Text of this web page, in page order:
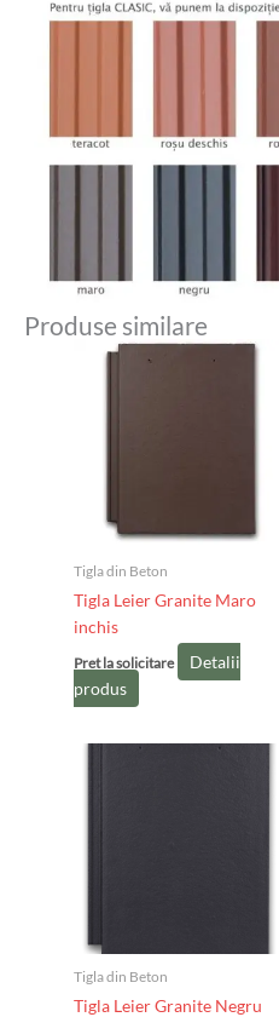
Produse similare
Tigla din Beton
Tigla Leier Granite Maro
inchis
Pret la solicitare
Detalii
produs
Tigla din Beton
Tigla Leier Granite Negru